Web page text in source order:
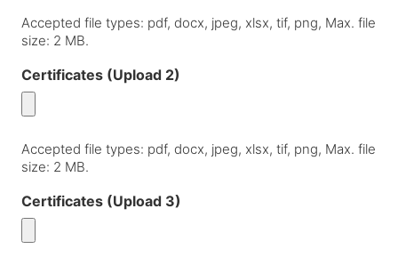
Accepted file types: pdf, docx, jpeg, xlsx, tif, png, Max. file
size: 2 MB.
Certificates (Upload 2)
Accepted file types: pdf, docx, jpeg, xlsx, tif, png, Max. file
size: 2 MB.
Certificates (Upload 3)